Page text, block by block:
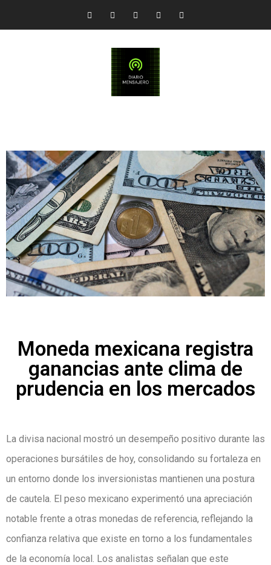
Moneda mexicana registra
ganancias ante clima de
prudencia en los mercados
La divisa nacional mostró un desempeño positivo durante las
operaciones bursátiles de hoy, consolidando su fortaleza en
un entorno donde los inversionistas mantienen una postura
de cautela. El peso mexicano experimentó una apreciación
notable frente a otras monedas de referencia, reflejando la
confianza relativa que existe en torno a los fundamentales
de la economía local. Los analistas señalan que este